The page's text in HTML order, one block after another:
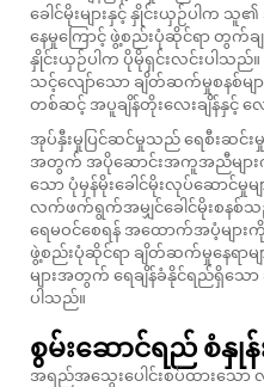
ခေါင်မိုးများနှင့် နှိုင်းယှဉ်ပါက သူ
နေမှုကြောင့် ဖွဲ့စည်းပုံဆိုင်ရာ တွက်
နှိုင်းယှဉ်ပါက ပိုမိုရှင်းလင်းပါသည်
သင့်လျော်သော ချိတ်ဆက်မှုစနစ်မျ
တစ်ဆင့် အပူချိန်တိုးလေးချိန်နှင့် လ
အုပ်နှီးမှုပြင်ဆင်မှုသည် ရေစီးဆင်း
အတွက် အပိုဆောင်းအကူအညီများ
သော ပုံမှန်မိုးခေါင်မိုးလုပ်ဆောင်
လက်ဖက်ရွက်အမျှင်ခေါင်မိုးစနစ်သည်
ရေမဝင်စေရန် အထောက်အပံ့များ
ဖွဲ့စည်းပုံဆိုင်ရာ ချိတ်ဆက်မှုနေရာမ
များအတွက် ရေချိန်ခံနိုင်ရည်ရှိသေ
ပါသည်။
စွမ်းဆောင်ရည် စံနှုန်း
အရည်အသွေးပေါင်းစပ်ထားသေ